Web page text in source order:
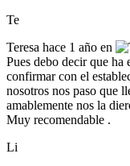
Te
Teresa hace 1 año en
Pues debo decir que
confirmar con el
nosotros nos paso que
amablemente nos la
Muy recomendable .
Li